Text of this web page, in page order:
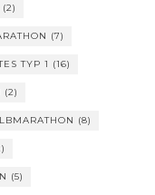
(2)
(7)
TYP 1 (16)
(2)
(8)
(5)